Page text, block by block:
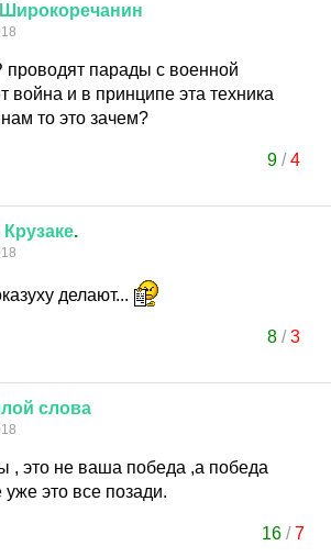
Широкоречанин
парады с военной
война и в принципе эта техника
то это зачем?
9/4
Крузаке.
делают...
8/3
слова
, это не ваша победа ,а победа
уже это все позади.
16 /7